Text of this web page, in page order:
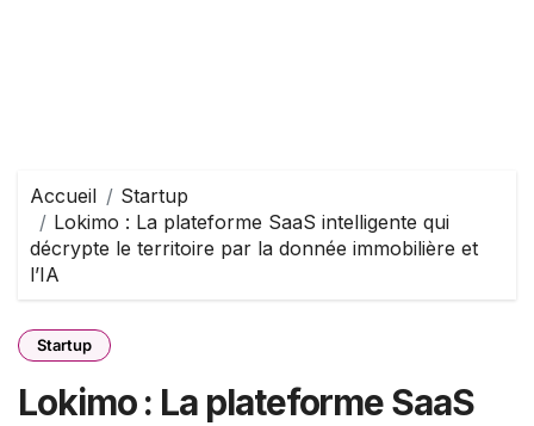
Accueil
Startup
Lokimo : La plateforme SaaS intelligente qui
décrypte le territoire par la donnée immobilière et
l’IA
Startup
Lokimo : La plateforme SaaS